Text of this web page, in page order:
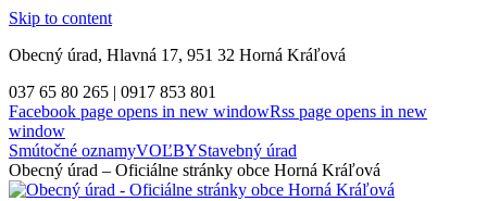
Skip to content
Obecný úrad, Hlavná 17, 951 32 Horná Kráľová
037 65 80 265 | 0917 853 801
Facebook page opens in new windowRss page opens in new
window
Smútočné oznamyVOĽBYStavebný úrad
Obecný úrad – Oficiálne stránky obce Horná Kráľová